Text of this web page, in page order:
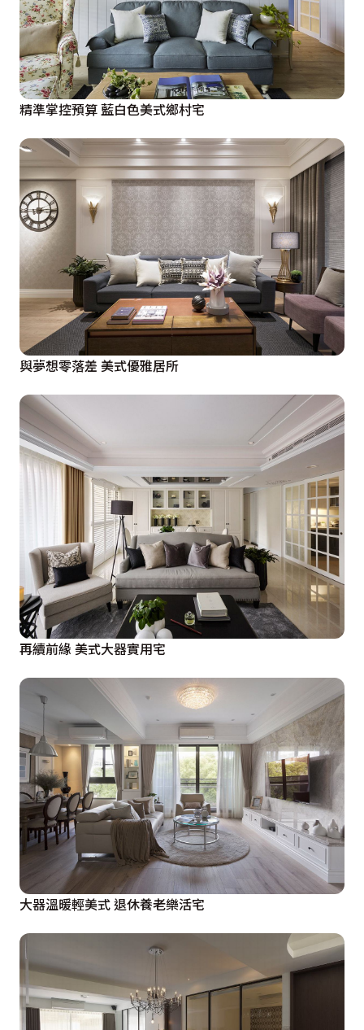
精準掌控預算 藍白色美式鄉村宅
與夢想零落差 美式優雅居所
再續前緣 美式大器實用宅
大器溫暖輕美式 退休養老樂活宅